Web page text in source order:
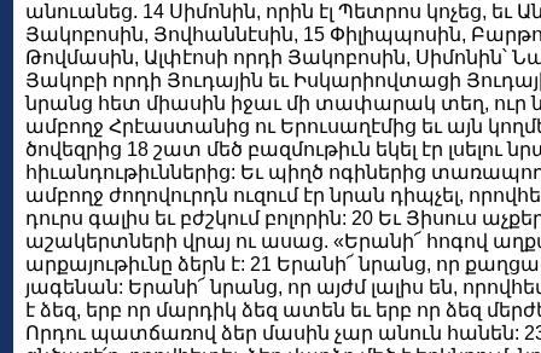
անուանեց. 14 Սիմոնին, որին էլ Պետրոս կոչեց, եւ
Յակոբոսին, Յովհաննէսին, 15 Փիլիպպոսին,
Թովմասին, Ալփէոսի որդի Յակոբոսին, Սիմոնին՝
Յակոբի որդի Յուդային եւ Իսկարիովտացի
նրանց հետ միասին իջաւ մի տափարակ տեղ, ուր
ամբողջ Հրէաստանից ու Երուսաղէմից եւ այն
ծովեզրից 18 շատ մեծ բազմութիւն եկել էր լսելու
հիւանդութիւններից: Եւ պիղծ ոգիներից
ամբողջ ժողովուրդն ուզում էր նրան դիպչել,
դուրս գալիս եւ բժշկում բոլորին: 20 Եւ Յիսուս
աշակերտների վրայ ու ասաց. «Երանի՜ հոգով
արքայութիւնը ձերն է: 21 Երանի՜ նրանց, որ
յագենան: Երանի՜ նրանց, որ այժմ լալիս են,
է ձեզ, երբ որ մարդիկ ձեզ ատեն եւ երբ որ ձեզ
Որդու պատճառով ձեր մասին չար անուն հանեն: